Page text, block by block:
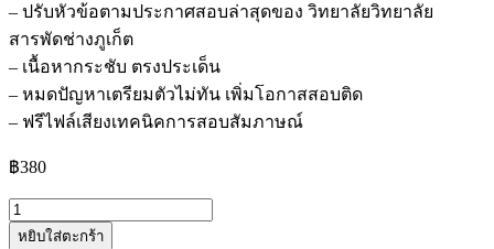
– ปรับหัวข้อตามประกาศสอบล่าสุดของ วิทยาลัยวิทยาลัย
สารพัดช่างภูเก็ต
– เนื้อหากระชับ ตรงประเด็น
– หมดปัญหาเตรียมตัวไม่ทัน เพิ่มโอกาสสอบติด
– ฟรีไฟล์เสียงเทคนิคการสอบสัมภาษณ์
฿380
จำนวน
แนว
หยิบใส่ตะกร้า